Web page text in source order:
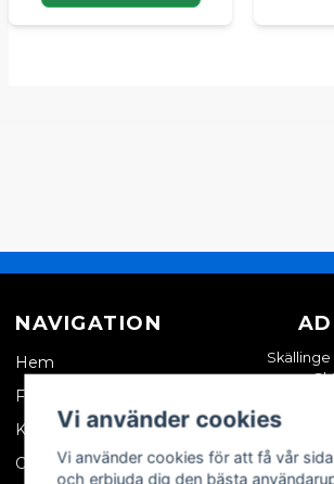
NAVIGATION
Hem
Företagskund
Kontakta oss
Om oss
Skällinge
Vi använder cookies
Vi använder cookies för att få vår
och erbjuda dig den bästa